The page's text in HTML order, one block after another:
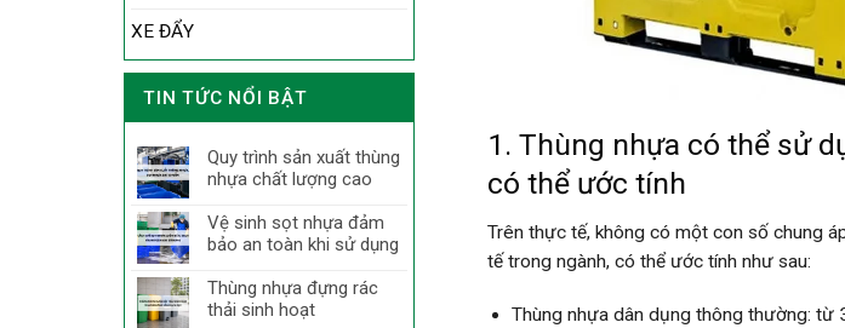
XE ĐẨY
TIN TỨC NỔI BẬT
Quy trình sản xuất thùng
nhựa chất lượng cao
Vệ sinh sọt nhựa đảm
bảo an toàn khi sử dụng
Thùng nhựa đựng rác
thải sinh hoạt
1. Thùng nhựa có thể sử
có thể ước tính
Trên thực tế, không có một con số chung
tế trong ngành, có thể ước tính như sau:
Thùng nhựa dân dụng thông thường: từ